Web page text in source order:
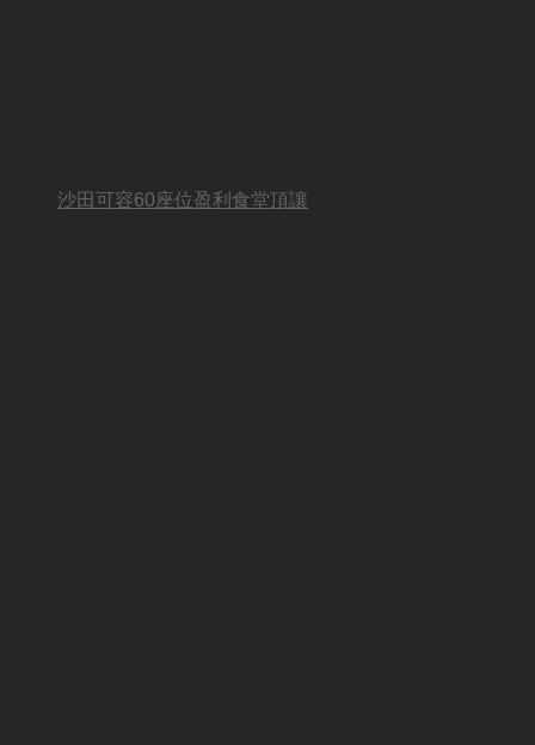
沙田可容60座位盈利食堂頂讓